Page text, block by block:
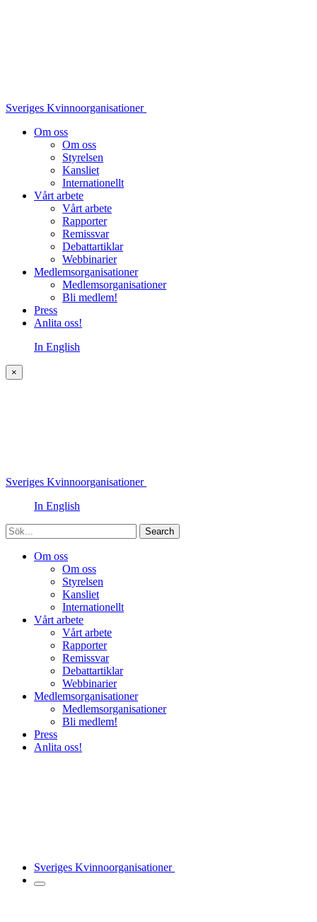
Sveriges Kvinnoorganisationer
Om oss
Om oss
Styrelsen
Kansliet
Internationellt
Vårt arbete
Vårt arbete
Rapporter
Remissvar
Debattartiklar
Webbinarier
Medlemsorganisationer
Medlemsorganisationer
Bli medlem!
Press
Anlita oss!
In English
×
Sveriges Kvinnoorganisationer
In English
Sök
Om oss
Om oss
Styrelsen
Kansliet
Internationellt
Vårt arbete
Vårt arbete
Rapporter
Remissvar
Debattartiklar
Webbinarier
Medlemsorganisationer
Medlemsorganisationer
Bli medlem!
Press
Anlita oss!
Sveriges Kvinnoorganisationer